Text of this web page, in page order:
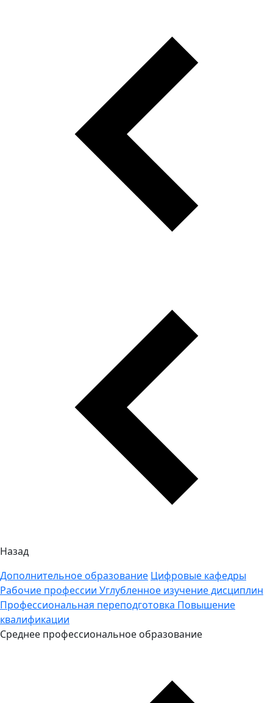
Назад
Дополнительное образование Цифровые кафедры
Рабочие профессии Углубленное изучение дисциплин
Профессиональная переподготовка Повышение
квалификации
Среднее профессиональное образование